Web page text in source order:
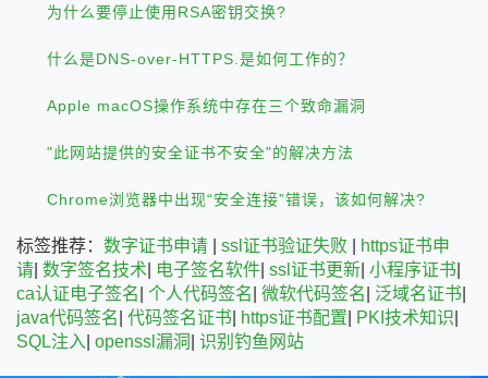
为什么要停止使用RSA密钥交换?
什么是DNS-over-HTTPS.是如何工作的？
Apple macOS操作系统中存在三个致命漏洞
"此网站提供的安全证书不安全"的解决方法
Chrome浏览器中出现“安全连接”错误，该如何解决?
标签推荐：数字证书申请 |ssl证书验证失败
https证书申
请 |数字签名技术 电子签名软件 |ssl证书更新 |小程序证书
ca认证电子签名 |个人代码签名 |微软代码签名 泛域名证书
java代码签名 |代码签名证书 https证书配置 PKI技术知识
SQL注入 |openssl漏洞 |识别钓鱼网站